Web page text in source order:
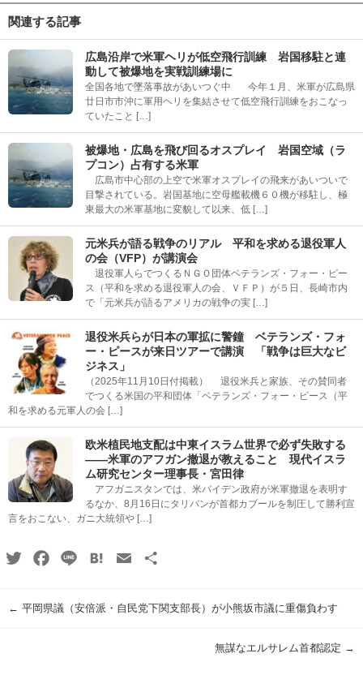
関連する記事
広島沿岸で米軍ヘリが低空飛行訓練 岩国移駐と連
動して被爆地を実戦訓練場に
全国各地で墜落事故があいつぐ中 今年１月、米軍が広島県
廿日市市沖に軍用ヘリを集結させて低空飛行訓練をおこなっ
ていたこと […]
被爆地・広島を飛び回るオスプレイ 岩国空域（ラ
プコン）占有する米軍
広島市中心部の上空で米軍オスプレイの飛来があいついで
目撃されている。岩国基地に空母艦載機６０機が移駐し、極
東最大の米軍基地に変貌して以来、低 […]
元米兵が語る戦争のリアル 平和を求める退役軍人
の会（VFP）が講演会
退役軍人らでつくるＮＧＯ団体ベテランズ・フォー・ピー
ス（平和を求める退役軍人の会、ＶＦＰ）が５日、長崎市内
で「元米兵が語るアメリカの戦争の実 […]
退役米兵らが日本の軍拡に警鐘 ベテランズ・フォ
ー・ピースが来日ツアーで講演 「戦争は巨大なビ
ジネス」
（2025年11月10日付掲載） 退役米兵と家族、その賛同者
でつくる米国の平和団体「ベテランズ・フォー・ピース（平
和を求める元軍人の会 […]
欧米植民地支配は中東イスラム世界で必ず失敗する
――米軍のアフガン撤退が教えること 現代イスラ
ム研究センター理事長・宮田律
アフガニスタンでは、米バイデン政府が米軍撤退を表明す
るなか、8月16日にタリバンが首都カブールを制圧して勝利宣
言をおこない、ガニ大統領や […]
TwitterFacebook
Line HatenaEmail
← 平岡県議（安倍派・自民党下関支部長）が小熊坂市議に重傷負わす
無謀なエルサレム首都認定 →